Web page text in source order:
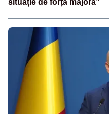
situație de forță majoră”